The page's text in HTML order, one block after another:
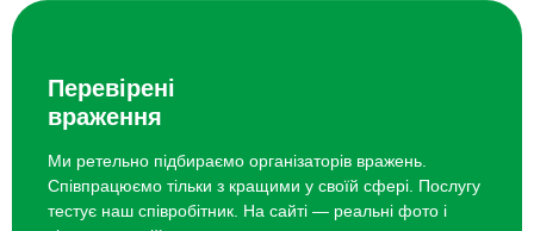
Дитячий майстер-клас живопису
Дитячий кулінарний майстер-клас
для компанії
Майстер-клас живопису в стилі поп-
арт для компанії
10000 грн
Перевірені
враження
Ми ретельно підбираємо організаторів вражень.
Співпрацюємо тільки з кращими у своїй сфері. Послугу
тестує наш співробітник. На сайті — реальні фото і